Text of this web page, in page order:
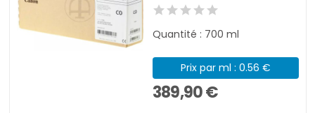
Quantité : 700 ml
Prix par ml : 0.56 €
389,90 €